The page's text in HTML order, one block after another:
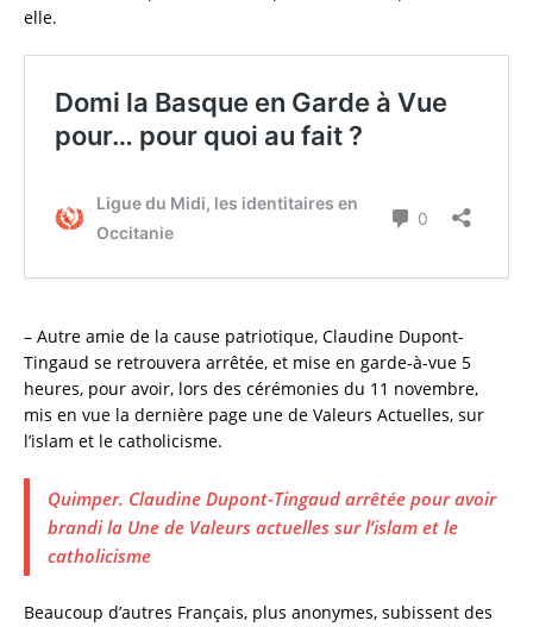
elle.
– Autre amie de la cause patriotique, Claudine Dupont-
Tingaud se retrouvera arrêtée, et mise en garde-à-vue 5
heures, pour avoir, lors des cérémonies du 11 novembre,
mis en vue la dernière page une de Valeurs Actuelles, sur
l’islam et le catholicisme.
Quimper. Claudine Dupont-Tingaud arrêtée pour avoir
brandi la Une de Valeurs actuelles sur l’islam et le
catholicisme
Beaucoup d’autres Français, plus anonymes, subissent des